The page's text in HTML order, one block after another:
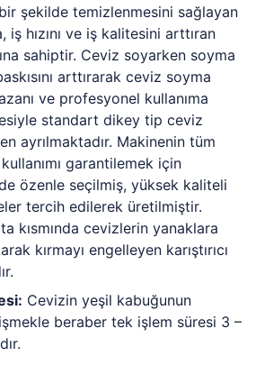
şekilde temizlenmesini sağlayan
iş hızını ve iş kalitesini arttıran
sahiptir. Ceviz soyarken soyma
arttırarak ceviz soyma
ve profesyonel kullanıma
standart dikey tip ceviz
ayrılmaktadır. Makinenin tüm
garantilemek için
özenle seçilmiş, yüksek kaliteli
tercih edilerek üretilmiştir.
kısmında cevizlerin yanaklara
kırmayı engelleyen karıştırıcı
Cevizin yeşil kabuğunun
beraber tek işlem süresi 3 –